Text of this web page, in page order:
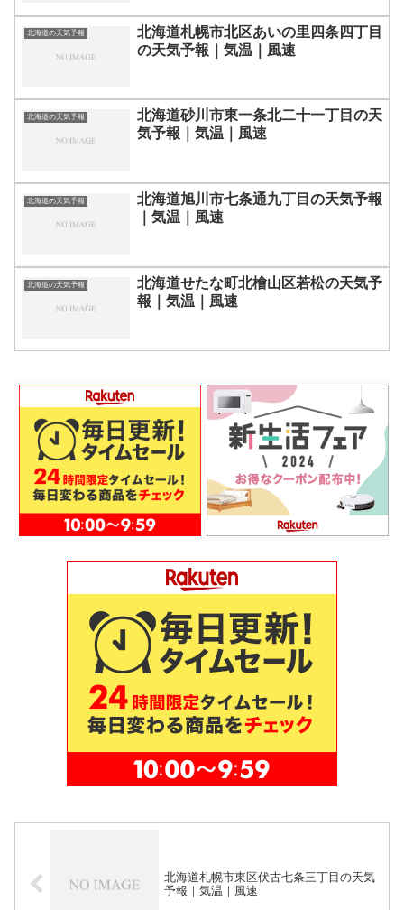
北海道の天気予報
北海道札幌市北区あいの里四条四丁目
の天気予報｜気温｜風速
北海道の天気予報
北海道砂川市東一条北二十一丁目の天
気予報｜気温｜風速
北海道の天気予報
北海道旭川市七条通九丁目の天気予報
｜気温｜風速
北海道の天気予報
北海道せたな町北檜山区若松の天気予
報｜気温｜風速
北海道札幌市東区伏古七条三丁目の天気
予報｜気温｜風速